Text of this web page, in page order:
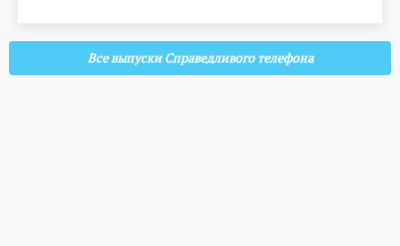
Все выпуски Справедливого телефона